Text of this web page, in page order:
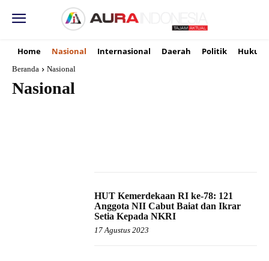
Home Nasional Internasional Daerah Politik Hukum
Beranda Nasional
Nasional
HUT Kemerdekaan RI ke-78: 121
Anggota NII Cabut Baiat dan Ikrar
Setia Kepada NKRI
17 Agustus 2023